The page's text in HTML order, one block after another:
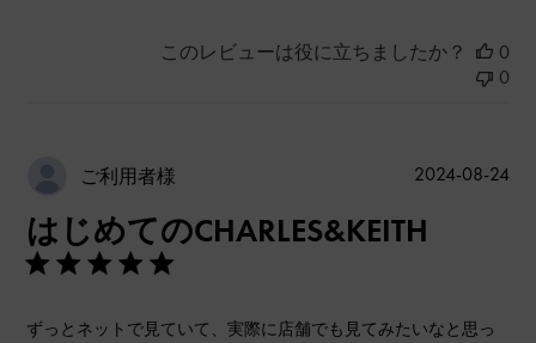
このレビューは役に立ちましたか？
0
0
ご利用者様
はじめてのCHARLES&KEITH
ずっとネットで見ていて、実際に店舗でも見てみたいなと思っ
公
2024-08-24